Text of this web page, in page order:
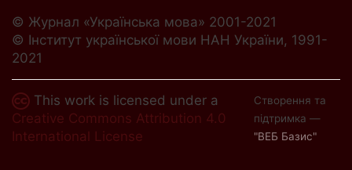
© Журнал «Українська мова» 2001-2021
© Інститут української мови НАН України, 1991-
2021
This work is licensed under a
Creative Commons Attribution 4.0
International License
Створення та
підтримка —
"ВЕБ Базис"